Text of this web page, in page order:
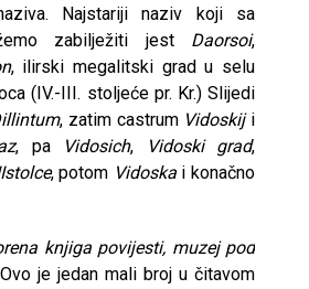
Najstariji naziv koji sa
zabilježiti jest Daorsoi,
, ilirski megalitski grad u selu
(IV.-III. stoljeće pr. Kr.) Slijedi
, zatim castrum Vidoskiji
, pa Vidosich, Vidoski grad,
, potom Vidoskai konačno
knjiga povijesti, muzej pod
je jedan mali broj u čitavom